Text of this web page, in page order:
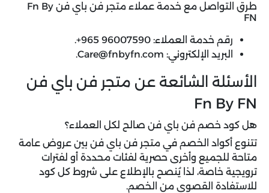
طرق التواصل مع خدمة عملاء متجر فن باي فن Fn By
FN
رقم خدمة العملاء: 96007590 965+.
البريد الإلكتروني: Care@fnbyfn.com.
الأسئلة الشائعة عن متجر فن باي فن
Fn By FN
هل كود خصم فن باي فن صالح لكل العملاء؟
تتنوع أكواد الخصم في متجر فن باي فن بين عروض عامة
متاحة للجميع وأخرى حصرية لفئات محددة أو لفترات
ترويجية خاصة، لذا يُنصح بالإطلاع على شروط كل كود
للاستفادة القصوى من الخصم.